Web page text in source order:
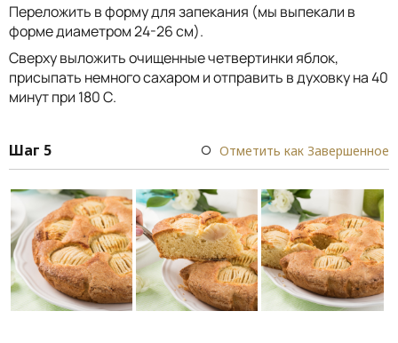
Переложить в форму для запекания (мы выпекали в
форме диаметром 24-26 см).
Сверху выложить очищенные четвертинки яблок,
присыпать немного сахаром и отправить в духовку на 40
минут при 180 С.
Шаг 5 Отметить как Завершенное